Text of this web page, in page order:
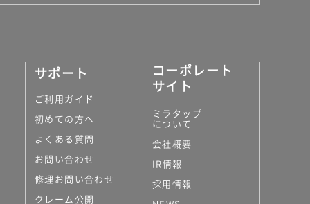
サポート
ご利用ガイド
初めての方へ
よくある質問
お問い合わせ
修理お問い合わせ
クレーム公開
コーポレート
サイト
ミラタップ
について
会社概要
IR情報
採用情報